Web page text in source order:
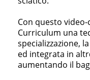
Con questo
Curriculum una
specializzazione,
ed integrata in
aumentando il